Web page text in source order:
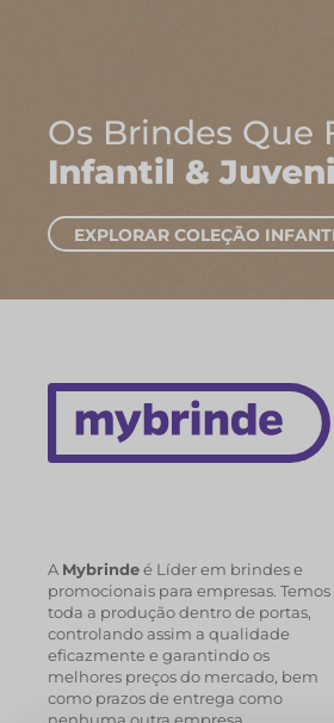
A Mybrindeé Líder em brindes e
promocionais para empresas. Temos
toda a produção dentro de portas,
controlando assim a qualidade
eficazmente e garantindo os
melhores preços do mercado, bem
como prazos de entrega como